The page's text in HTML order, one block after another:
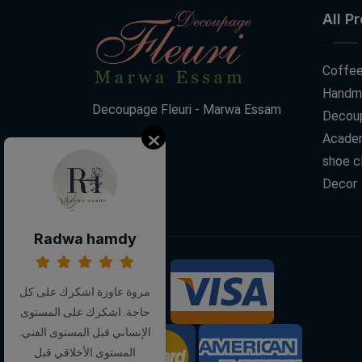
Decoupage Fleuri - Marwa Essam
All
shoe
Decor
We Accept:
Radwa hamdy
مروة عاوزة اشكرك على كل
حاجة. اشكرك على المستوى
الإنساني قبل المستوى الفني.
المستوى الأخلاقي قبل